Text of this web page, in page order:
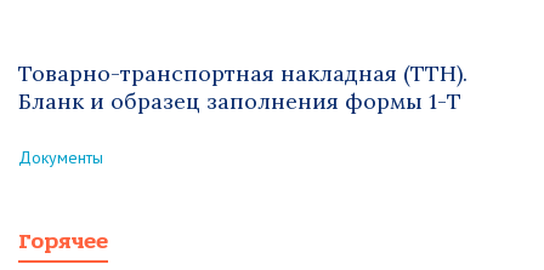
Товарно-транспортная накладная (ТТН).
Бланк и образец заполнения формы 1-Т
Документы
Горячее